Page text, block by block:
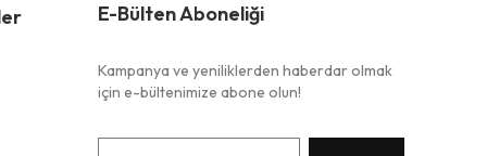
E-Bülten Aboneliği
Kampanya ve yeniliklerden haberdar olmak
için e-bültenimize abone olun!